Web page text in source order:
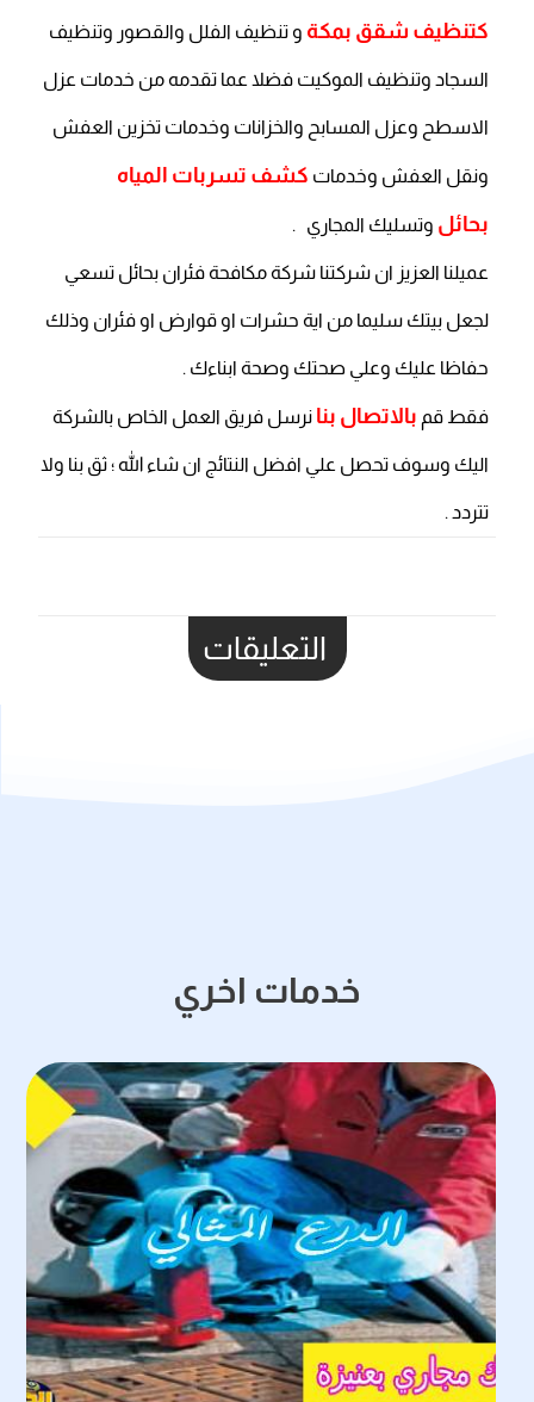
كتنظيف شقق بمكة و تنظيف الفلل والقصور وتنظيف
السجاد وتنظيف الموكيت فضلا عما تقدمه من خدمات عزل
الاسطح وعزل المسابح والخزانات وخدمات تخزين العفش
ونقل العفش وخدمات كشف تسربات المياه
بحائل وتسليك المجاري .
عميلنا العزيز ان شركتنا شركة مكافحة فئران بحائل تسعي
لجعل بيتك سليما من اية حشرات او قوارض او فئران وذلك
حفاظا عليك وعلي صحتك وصحة ابناءك .
فقط قم بالاتصال بنا نرسل فريق العمل الخاص بالشركة
اليك وسوف تحصل علي افضل النتائج ان شاء الله ؛ ثق بنا ولا
تتردد .
التعليقات
خدمات اخري